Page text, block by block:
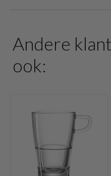
Andere
ook: